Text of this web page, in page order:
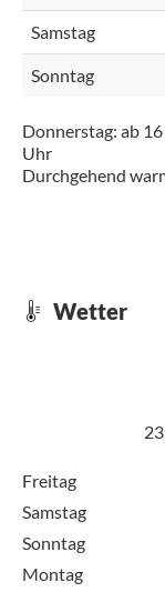
Samstag
Sonntag
Donnerstag: ab
Uhr
Durchgehend
Wetter
Freitag
Samstag
Sonntag
Montag